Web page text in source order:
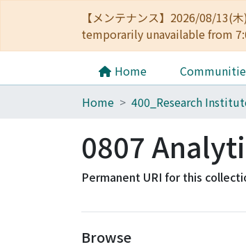
【メンテナンス】2026/08/13(
temporarily unavailable from
Home
Home
0807
Permanent URI for this
Browse